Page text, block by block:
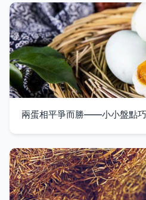
兩蛋相平爭而勝——小小盤點